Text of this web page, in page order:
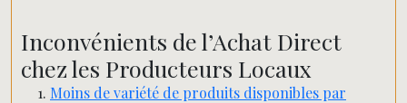
Inconvénients de l’Achat Direct
chez les Producteurs Locaux
Moins de variété de produits disponibles par